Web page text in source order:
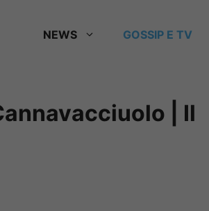
NEWS GOSSIP E TV
| Il